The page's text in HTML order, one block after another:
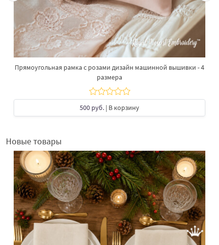
Прямоугольная рамка с розами дизайн машинной вышивки - 4
размера
500 руб. | В корзину
Новые товары